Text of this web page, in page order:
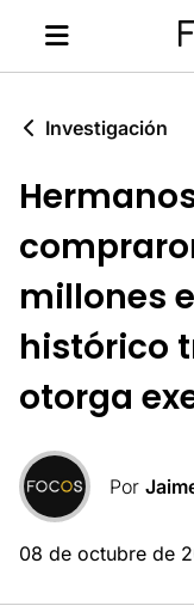
Investigación
millones
histórico
otorga
Por
08 de octubre de